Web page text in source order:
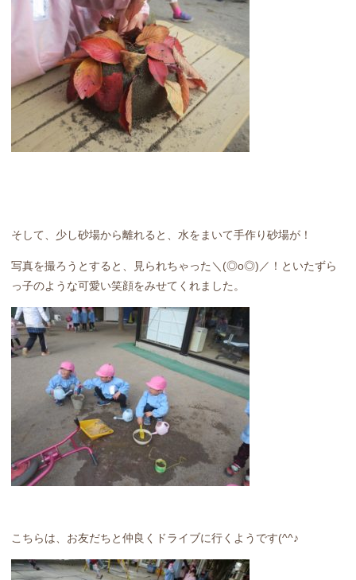
そして、少し砂場から離れると、水をまいて手作り砂場が！
写真を撮ろうとすると、見られちゃった＼(◎o◎)／！といたずら
っ子のような可愛い笑顔をみせてくれました。
こちらは、お友だちと仲良くドライブに行くようです(^^♪